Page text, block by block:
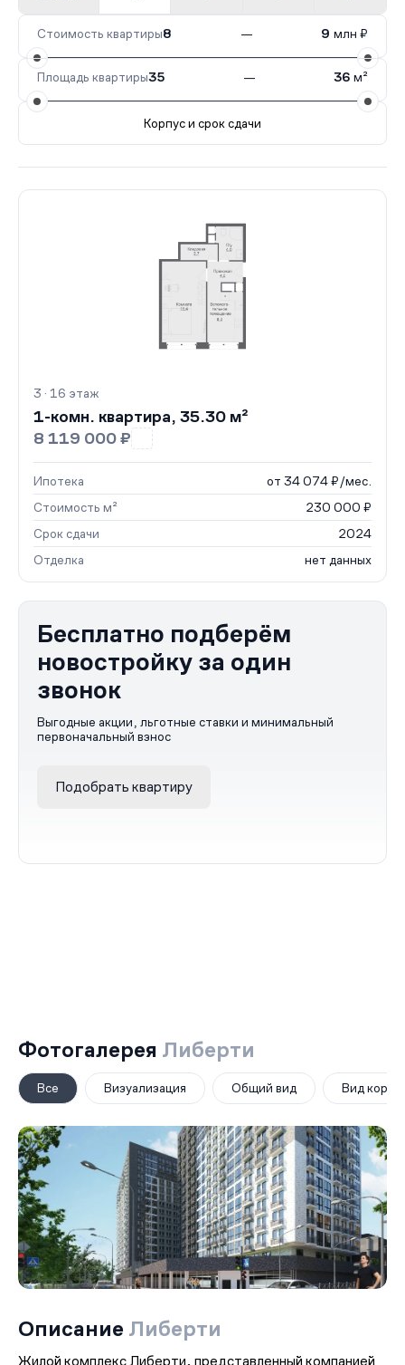
Стоимость квартиры8 — 9 млн ₽
Площадь квартиры35 — 36 м²
Корпус и срок сдачи
31 кв.Сдан
3 · 16 этаж
1-комн. квартира, 35.30 м²
8 119 000 ₽
Ипотека
от 34 074 ₽/мес.
Стоимость м²
230 000 ₽
Срок сдачи
2024
Отделка
нет данных
Бесплатно подберём
новостройку за один
звонок
Выгодные акции, льготные ставки и минимальный
первоначальный взнос
Подобрать квартиру
Фотогалерея Либерти
Все Визуализация Общий вид Вид
Описание Либерти
Жилой комплекс Либерти, представленный компанией